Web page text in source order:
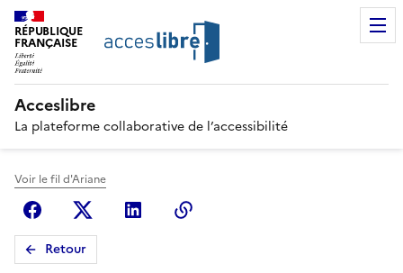
RÉPUBLIQUE
FRANÇAISE
Acceslibre
La plateforme collaborative de l’accessibilité
Voir le fil d'Ariane
FacebookX (anciennement Twitter)
Linkedin
Retour